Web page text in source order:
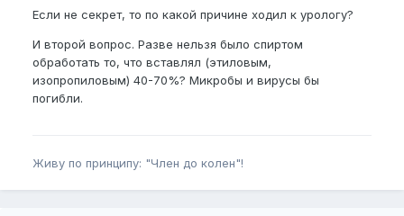
таким массажером. я решил чтоб не кататься к
у него функции это вибро, нагрев и воздействие
магнитным полем переменным. по применению:
ложишься ноги в коленах сгибаешь и его в жопу
вставляешь до упора который на нем и
вибрацию ощущаешь. Не знаю на счет эрекции, но
на след узи простаты улучшения были заметные,
Если не секрет, то по какой причине ходил к урологу?
И второй вопрос. Разве нельзя было спиртом
обработать то, что вставлял (этиловым,
изопропиловым) 40-70%? Микробы и вирусы бы
погибли.
Живу по принципу: "Член до колен"!